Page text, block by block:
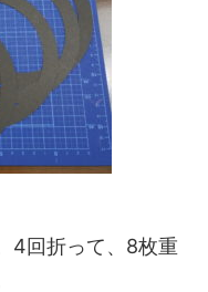
4回折って、8枚重